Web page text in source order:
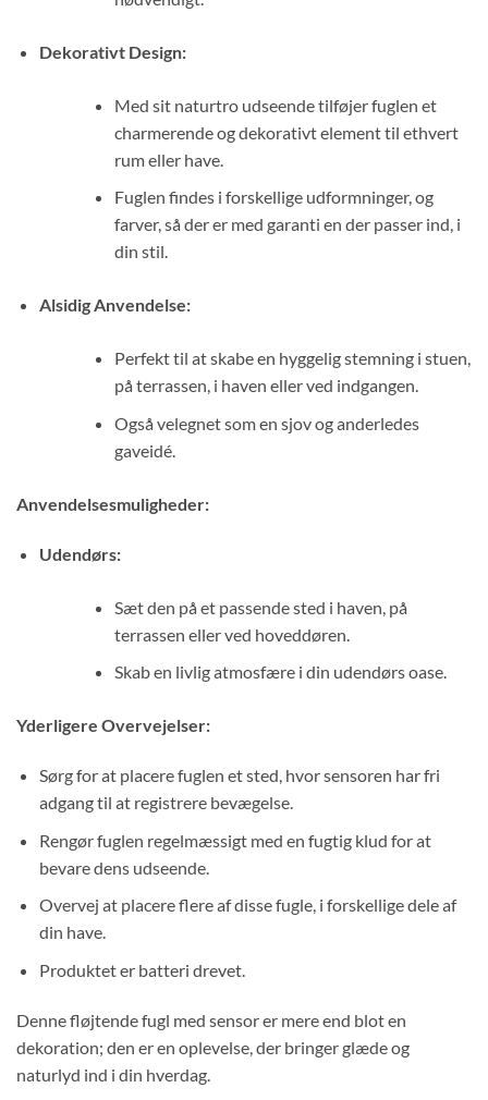
Dekorativt Design:
Med sit naturtro udseende tilføjer fuglen et
charmerende og dekorativt element til ethvert
rum eller have.
Fuglen findes i forskellige udformninger, og
farver, så der er med garanti en der passer ind, i
din stil.
Alsidig Anvendelse:
Perfekt til at skabe en hyggelig stemning i stuen,
på terrassen, i haven eller ved indgangen.
Også velegnet som en sjov og anderledes
gaveidé.
Anvendelsesmuligheder:
Udendørs:
Sæt den på et passende sted i haven, på
terrassen eller ved hoveddøren.
Skab en livlig atmosfære i din udendørs oase.
Yderligere Overvejelser:
Sørg for at placere fuglen et sted, hvor sensoren har fri
adgang til at registrere bevægelse.
Rengør fuglen regelmæssigt med en fugtig klud for at
bevare dens udseende.
Overvej at placere flere af disse fugle, i forskellige dele af
din have.
Produktet er batteri drevet.
Denne fløjtende fugl med sensor er mere end blot en
dekoration; den er en oplevelse, der bringer glæde og
naturlyd ind i din hverdag.